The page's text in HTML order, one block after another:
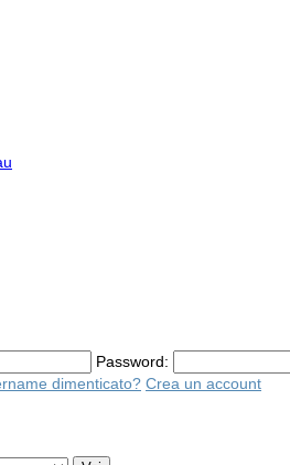
Password:
dimenticato? Crea un account